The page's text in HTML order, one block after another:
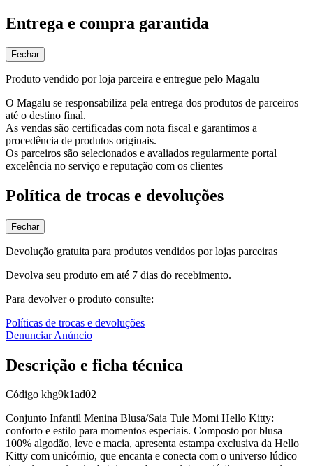
Entrega e compra garantida
Fechar
Produto vendido por loja parceira e entregue pelo Magalu
O Magalu se responsabiliza pela entrega dos produtos de parceiros
até o destino final.
As vendas são certificadas com nota fiscal e garantimos a
procedência de produtos originais.
Os parceiros são selecionados e avaliados regularmente portal
excelência no serviço e reputação com os clientes
Política de trocas e devoluções
Fechar
Devolução gratuita para produtos vendidos por lojas parceiras
Devolva seu produto em até 7 dias do recebimento.
Para devolver o produto consulte:
Políticas de trocas e devoluções
Denunciar Anúncio
Descrição e ficha técnica
Código khg9k1ad02
Conjunto Infantil Menina Blusa/Saia Tule Momi Hello Kitty:
conforto e estilo para momentos especiais. Composto por blusa
100% algodão, leve e macia, apresenta estampa exclusiva da Hello
Kitty com unicórnio, que encanta e conecta com o universo lúdico